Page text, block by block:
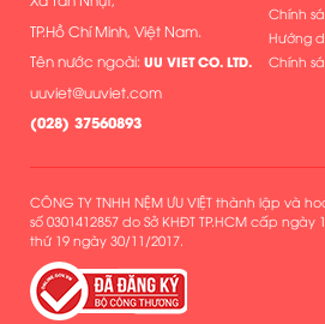
TP.Hồ Chí Minh, Việt Nam.
Tên nước ngoài: UU VIET CO. LTD.
uuviet@uuviet.com
(028) 37560893
Chính
Hướng
Chính
CÔNG TY TNHH NỆM ƯU VIỆT thành lập và
số 0301412857 do Sở KHĐT TP.HCM cấp
thứ 19 ngày 30/11/2017.